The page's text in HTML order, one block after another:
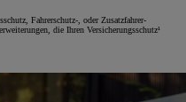
Fahrerschutz-, oder Zusatzfahrer-
die Ihren Versicherungsschutz¹